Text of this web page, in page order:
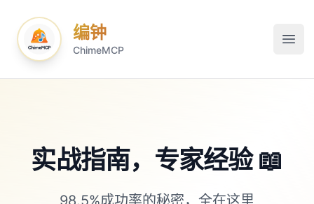
编钟
ChimeMCP 打开
实战指南，专家经验 📖
98.5%成功率的秘密，全在这里